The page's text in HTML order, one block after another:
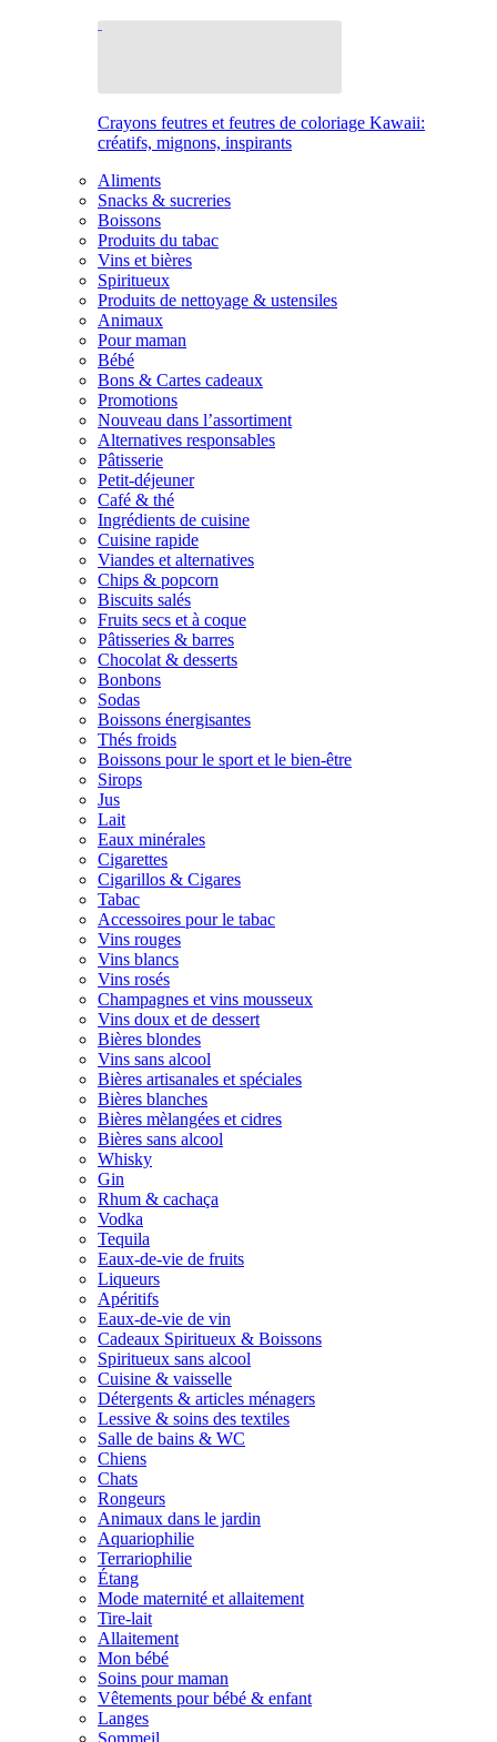
Crayons feutres et feutres de coloriage Kawaii:
créatifs, mignons, inspirants
Aliments
Snacks & sucreries
Boissons
Produits du tabac
Vins et bières
Spiritueux
Produits de nettoyage & ustensiles
Animaux
Pour maman
Bébé
Bons & Cartes cadeaux
Promotions
Nouveau dans l’assortiment
Alternatives responsables
Pâtisserie
Petit-déjeuner
Café & thé
Ingrédients de cuisine
Cuisine rapide
Viandes et alternatives
Chips & popcorn
Biscuits salés
Fruits secs et à coque
Pâtisseries & barres
Chocolat & desserts
Bonbons
Sodas
Boissons énergisantes
Thés froids
Boissons pour le sport et le bien-être
Sirops
Jus
Lait
Eaux minérales
Cigarettes
Cigarillos & Cigares
Tabac
Accessoires pour le tabac
Vins rouges
Vins blancs
Vins rosés
Champagnes et vins mousseux
Vins doux et de dessert
Bières blondes
Vins sans alcool
Bières artisanales et spéciales
Bières blanches
Bières mèlangées et cidres
Bières sans alcool
Whisky
Gin
Rhum & cachaça
Vodka
Tequila
Eaux-de-vie de fruits
Liqueurs
Apéritifs
Eaux-de-vie de vin
Cadeaux Spiritueux & Boissons
Spiritueux sans alcool
Cuisine & vaisselle
Détergents & articles ménagers
Lessive & soins des textiles
Salle de bains & WC
Chiens
Chats
Rongeurs
Animaux dans le jardin
Aquariophilie
Terrariophilie
Étang
Mode maternité et allaitement
Tire-lait
Allaitement
Mon bébé
Soins pour maman
Vêtements pour bébé & enfant
Langes
Sommeil